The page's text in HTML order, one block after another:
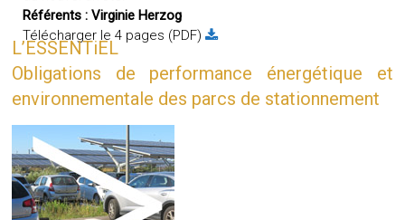
Référents :Virginie Herzog
Télécharger le 4 pages (PDF)
L’ESSENTiEL
Obligations de performance énergétique et
environnementale des parcs de stationnement